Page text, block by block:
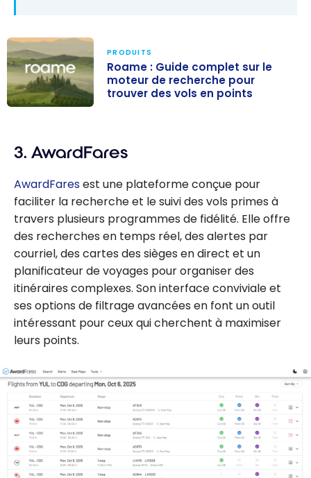
moteur de
trouver des
vols en points
PRODUITS
Roame : Guide complet sur le
moteur de recherche pour
trouver des vols en points
3. AwardFares
AwardFaresest une plateforme conçue pour
faciliter la recherche et le suivi des vols primes à
travers plusieurs programmes de fidélité. Elle offre
des recherches en temps réel, des alertes par
courriel, des cartes des sièges en direct et un
planificateur de voyages pour organiser des
itinéraires complexes. Son interface conviviale et
ses options de filtrage avancées en font un outil
intéressant pour ceux qui cherchent à maximiser
leurs points.